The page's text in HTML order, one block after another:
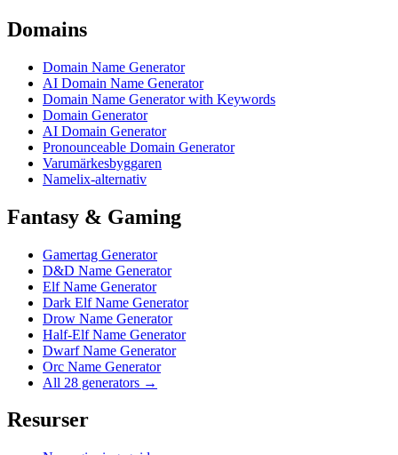
Domains
Domain Name Generator
AI Domain Name Generator
Domain Name Generator with Keywords
Domain Generator
AI Domain Generator
Pronounceable Domain Generator
Varumärkesbyggaren
Namelix-alternativ
Fantasy & Gaming
Gamertag Generator
D&D Name Generator
Elf Name Generator
Dark Elf Name Generator
Drow Name Generator
Half-Elf Name Generator
Dwarf Name Generator
Orc Name Generator
All 28 generators →
Resurser